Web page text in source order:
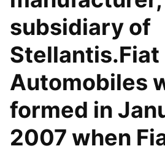
subsidiary of
Stellantis.Fiat
Automobiles
formed in
2007 when